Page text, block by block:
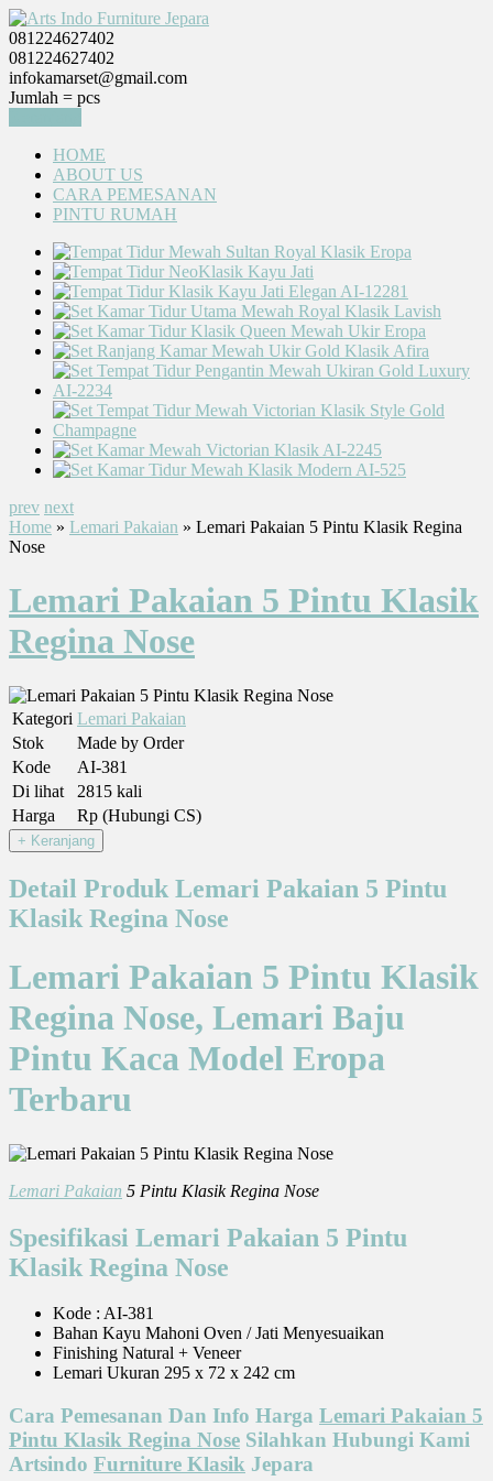
081224627402
081224627402
infokamarset@gmail.com
Jumlah = pcs
HOME
ABOUT US
CARA PEMESANAN
PINTU RUMAH
prev next
Home » Lemari Pakaian » Lemari Pakaian 5 Pintu Klasik Regina
Nose
Lemari Pakaian 5 Pintu Klasik
Regina Nose
Kategori Lemari Pakaian
Stok
Made by Order
Kode
AI-381
Di lihat
2815 kali
Harga
Rp (Hubungi CS)
Detail Produk Lemari Pakaian 5 Pintu
Klasik Regina Nose
Lemari Pakaian 5 Pintu Klasik
Regina Nose, Lemari Baju
Pintu Kaca Model Eropa
Terbaru
Lemari Pakaian 5 Pintu Klasik Regina Nose
Spesifikasi Lemari Pakaian 5 Pintu
Klasik Regina Nose
Kode : AI-381
Bahan Kayu Mahoni Oven / Jati Menyesuaikan
Finishing Natural + Veneer
Lemari Ukuran 295 x 72 x 242 cm
Cara Pemesanan Dan Info Harga Lemari Pakaian 5
Pintu Klasik Regina Nose Silahkan Hubungi Kami
Artsindo Furniture Klasik Jepara